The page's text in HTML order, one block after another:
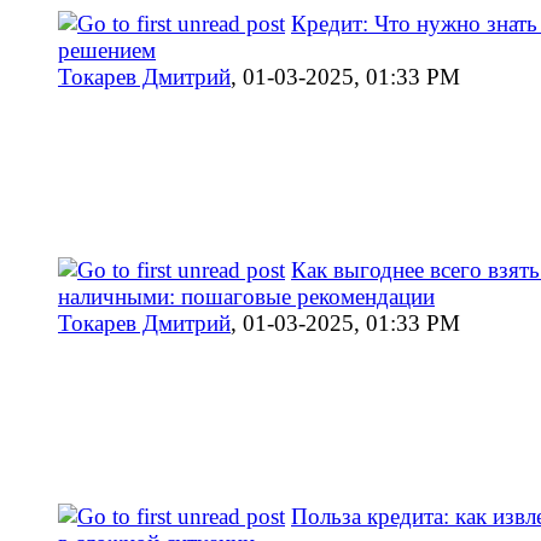
Кредит: Что нужно знать
решением
Токарев Дмитрий, 01-03-2025, 01:33 PM
Как выгоднее всего
наличными: пошаговые рекомендации
Токарев Дмитрий, 01-03-2025, 01:33 PM
Польза кредита: как